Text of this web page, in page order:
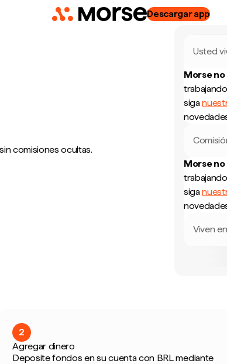
Descargar app
comisiones ocultas.
Usted
Morse
siga
Morse
siga
Viven en
2
Agregar dinero
Deposite fondos en su cuenta con BRL mediante